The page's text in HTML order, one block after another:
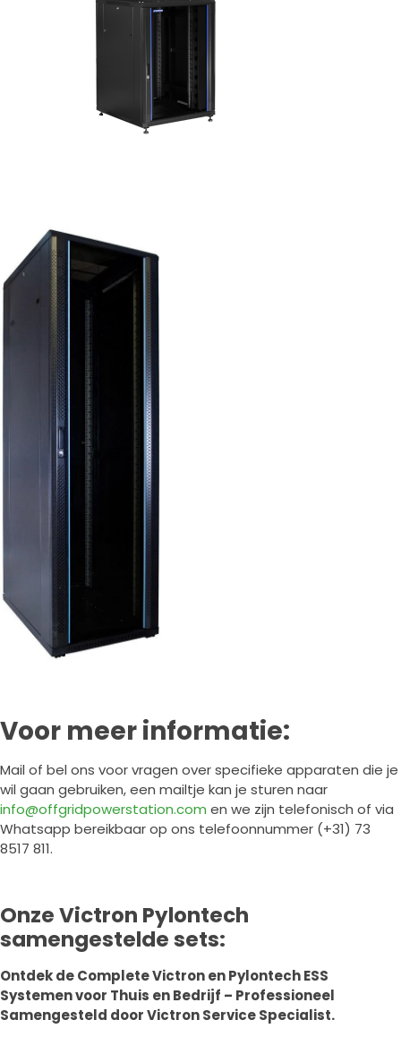
Voor meer informatie:
Mail of bel ons voor vragen over specifieke apparaten die je
wil gaan gebruiken, een mailtje kan je sturen naar
info@offgridpowerstation.com en we zijn telefonisch of via
Whatsapp bereikbaar op ons telefoonnummer (+31) 73
8517 811.
Onze Victron Pylontech
samengestelde sets:
Ontdek de Complete Victron en Pylontech ESS
Systemen voor Thuis en Bedrijf – Professioneel
Samengesteld door Victron Service Specialist.